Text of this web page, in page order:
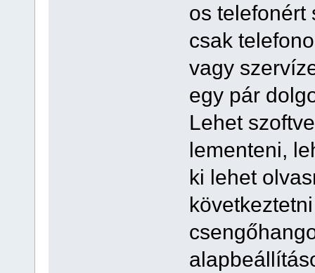
os telefonért
csak
vagy
egy pár
Lehet
lementeni,
ki lehet